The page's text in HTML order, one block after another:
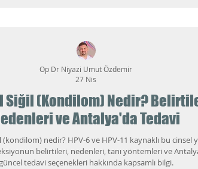
Siğil (Kondilom) Nedir?
ve Antalya'da Tedavi
(kondilom) nedir? HPV-6 ve HPV-11 kaynaklı bu cinsel
belirtileri, nedenleri, tanı yöntemleri ve
tedavi seçenekleri hakkında kapsamlı bilgi.
Op Dr Niyazi Umut Özdemir
27 Nis